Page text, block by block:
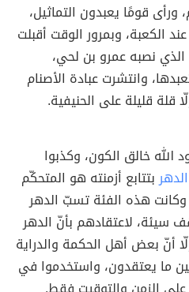
قومًا يعبدون التماثيل،
الكعبة، وبمرور الوقت أقبلت
نصبه عمرو بن لحي،
وانتشرت عبادة الأصنام
قلة قليلة على الحنيفية.
خالق الكون، وكذبوا
الدهربتتابع أزمنته هو المتحكّم
وكانت هذه الفئة تسبّ الدهر
سيئة، لاعتقادهم بأنّ الدهر
أنّ بعض أهل الحكمة والدراية
ما يعتقدون، واستخدموا في